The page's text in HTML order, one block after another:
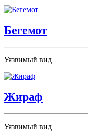
Бегемот
Уязвимый вид
Жираф
Уязвимый вид